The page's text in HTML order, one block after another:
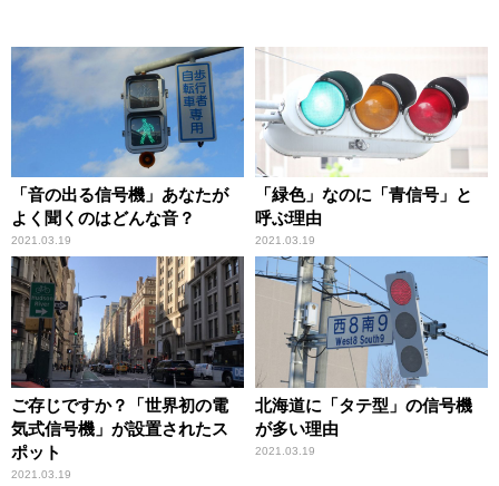
「音の出る信号機」あなたが
よく聞くのはどんな音？
2021.03.19
「緑色」なのに「青信号」と
呼ぶ理由
2021.03.19
ご存じですか？「世界初の電
気式信号機」が設置されたス
ポット
2021.03.19
北海道に「タテ型」の信号機
が多い理由
2021.03.19